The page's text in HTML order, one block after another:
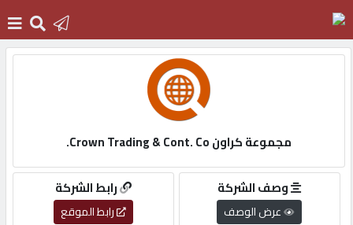
التسجيل
مجموعة كراون Crown Trading & Cont. Co.
رابط الشركة
رابط الموقع
وصف الشركة
عرض الوصف